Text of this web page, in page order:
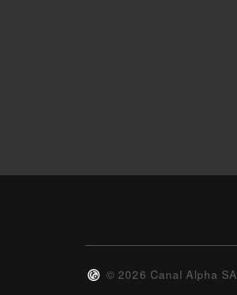
© 2026 Canal Alpha SA